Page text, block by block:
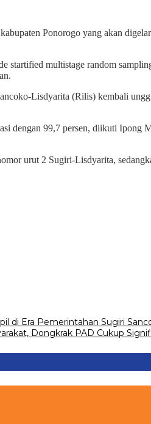
Ponorogo yang akan
startified multistage random
Lisdyarita (Rilis) kembali
dengan 99,7 persen, diikuti
urut 2 Sugiri-Lisdyarita,
di Era Pemerintahan Sugiri
Dongkrak PAD Cukup